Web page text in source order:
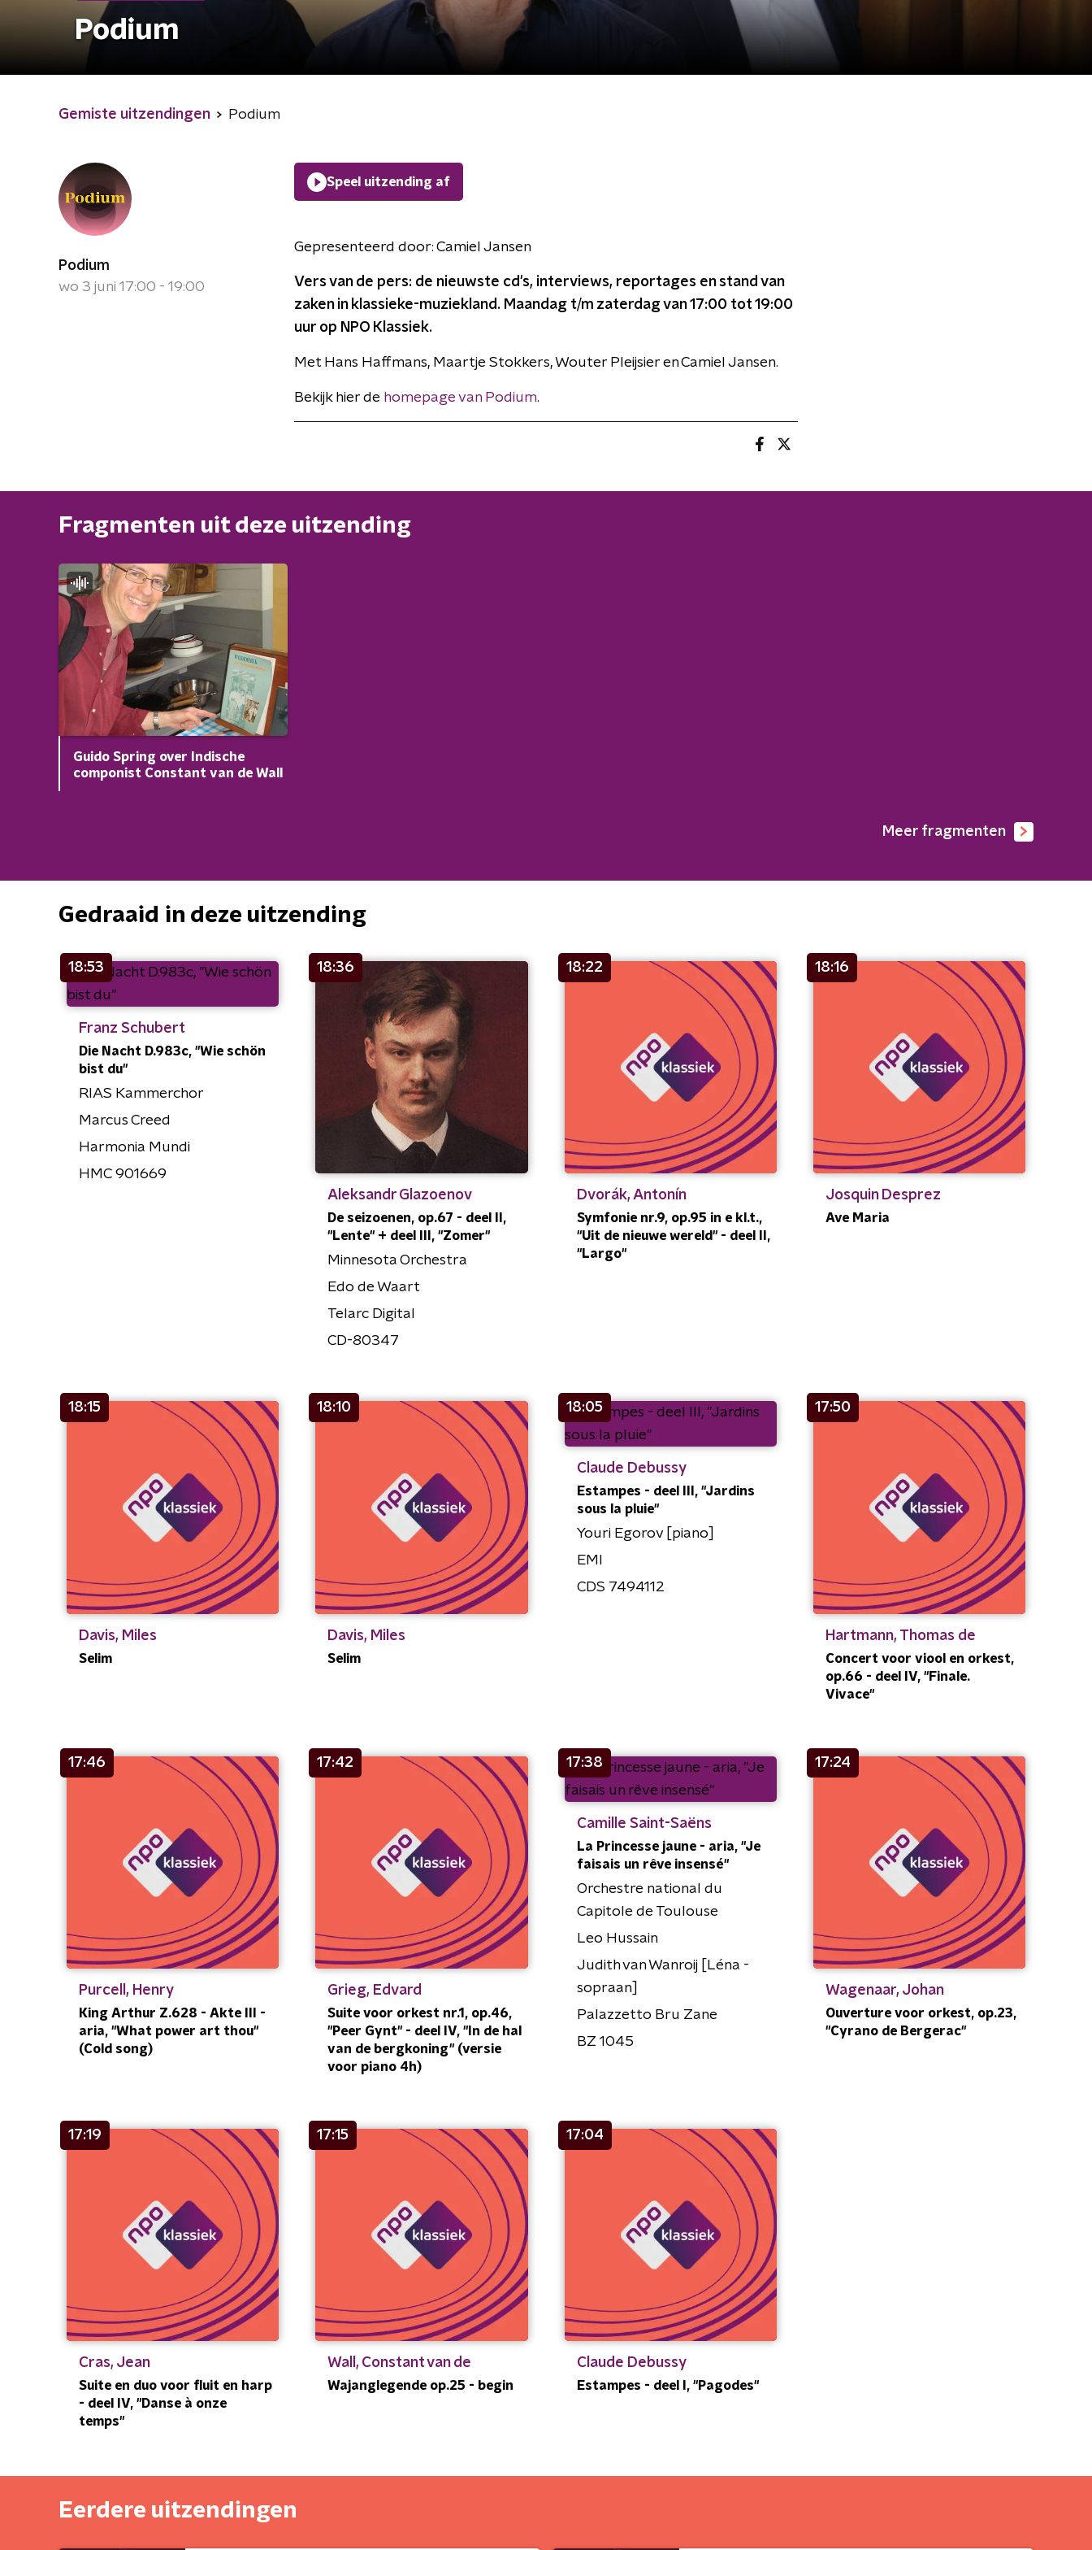
Podium
Gemiste uitzendingen Podium
Podium
wo 3 juni 17:00 - 19:00
Speel uitzending af
Gepresenteerd door: Camiel Jansen
Vers van de pers: de nieuwste cd's, interviews, reportages en stand van
zaken in klassieke-muziekland. Maandag t/m zaterdag van 17:00 tot 19:00
uur op NPO Klassiek.
Met Hans Haffmans, Maartje Stokkers, Wouter Pleijsier en Camiel Jansen.
Bekijk hier de homepage van Podium.
Fragmenten uit deze uitzending
Guido Spring over Indische
componist Constant van de Wall
Meer fragmenten
Gedraaid in deze uitzending
18:53
Franz Schubert
Die Nacht D.983c, "Wie schön
bist du"
RIAS Kammerchor
Marcus Creed
Harmonia Mundi
HMC 901669
18:36
Aleksandr Glazoenov
De seizoenen, op.67 - deel II,
"Lente" + deel III, "Zomer"
Minnesota Orchestra
Edo de Waart
Telarc Digital
CD-80347
18:22
Dvorák, Antonín
Symfonie nr.9, op.95 in e kl.t.,
"Uit de nieuwe wereld" - deel II,
"Largo"
18:16
Josquin Desprez
Ave Maria
18:15
Davis, Miles
Selim
18:10
Davis, Miles
Selim
18:05
Claude Debussy
Estampes - deel III, "Jardins
sous la pluie"
Youri Egorov [piano]
EMI
CDS 7494112
17:50
Hartmann, Thomas de
Concert voor viool en orkest,
op.66 - deel IV, "Finale.
Vivace"
17:46
Purcell, Henry
King Arthur Z.628 - Akte III -
aria, "What power art thou"
(Cold song)
17:42
Grieg, Edvard
Suite voor orkest nr.1, op.46,
"Peer Gynt" - deel IV, "In de hal
van de bergkoning" (versie
voor piano 4h)
17:38
Camille Saint-Saëns
La Princesse jaune - aria, "Je
faisais un rêve insensé"
Orchestre national du
Capitole de Toulouse
Leo Hussain
Judith van Wanroij [Léna -
sopraan]
Palazzetto Bru Zane
BZ 1045
17:24
Wagenaar, Johan
Ouverture voor orkest, op.23,
"Cyrano de Bergerac"
17:19
Cras, Jean
Suite en duo voor fluit en harp
- deel IV, "Danse à onze
temps"
17:15
Wall, Constant van de
Wajanglegende op.25 - begin
17:04
Claude Debussy
Estampes - deel I, "Pagodes"
Eerdere uitzendingen